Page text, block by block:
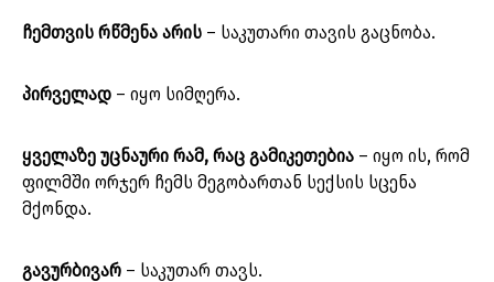
ჩემთვის რწმენა არის – საკუთარი თავის გაცნობა.
პირველად – იყო სიმღერა.
ყველაზე უცნაური რამ, რაც გამიკეთებია – იყო ის, რომ
ფილმში ორჯერ ჩემს მეგობართან სექსის სცენა
მქონდა.
გავურბივარ – საკუთარ თავს.